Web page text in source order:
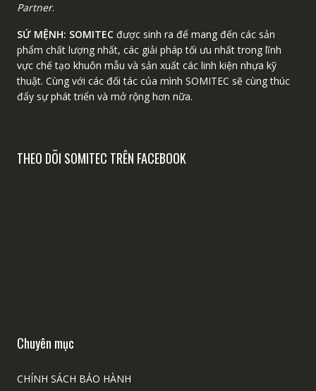
Partner.
SỨ MỆNH: SOMITECđược sinh ra để mang đến các sản
phẩm chất lượng nhất, các giải pháp tối ưu nhất trong lĩnh
vực chế tạo khuôn mẫu và sản xuất các linh kiện nhựa kỹ
thuật. Cùng với các đối tác của mình SOMITEC sẽ cùng thúc
đẩy sự phát triển và mở rộng hơn nữa.
THEO DÕI SOMITEC TRÊN FACEBOOK
Chuyên mục
CHÍNH SÁCH BẢO HÀNH